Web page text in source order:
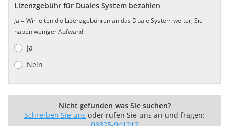
Lizenzgebühr für Duales System bezahlen
Ja = Wir leiten die Lizenzgebühren an das Duale System weiter, Sie
haben weniger Aufwand.
Ja
Nein
Nicht gefunden was Sie suchen?
Schreiben Sie uns oder rufen Sie uns an und fragen: